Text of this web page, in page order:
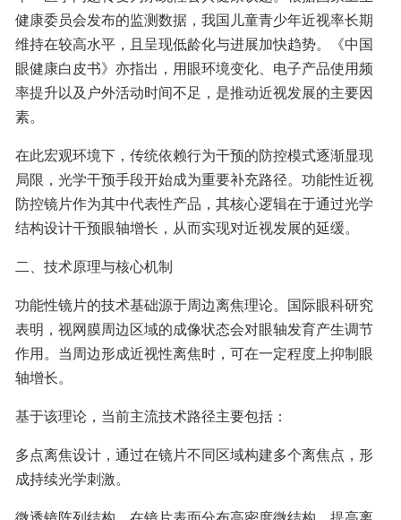
健康委员会发布的监测数据，我国儿童青少年近视率长期
维持在较高水平，且呈现低龄化与进展加快趋势。《中国
眼健康白皮书》亦指出，用眼环境变化、电子产品使用频
率提升以及户外活动时间不足，是推动近视发展的主要因
素。
在此宏观环境下，传统依赖行为干预的防控模式逐渐显现
局限，光学干预手段开始成为重要补充路径。功能性近视
防控镜片作为其中代表性产品，其核心逻辑在于通过光学
结构设计干预眼轴增长，从而实现对近视发展的延缓。
二、技术原理与核心机制
功能性镜片的技术基础源于周边离焦理论。国际眼科研究
表明，视网膜周边区域的成像状态会对眼轴发育产生调节
作用。当周边形成近视性离焦时，可在一定程度上抑制眼
轴增长。
基于该理论，当前主流技术路径主要包括：
多点离焦设计，通过在镜片不同区域构建多个离焦点，形
成持续光学刺激。